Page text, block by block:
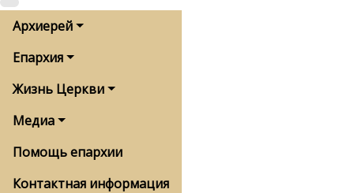
Архиерей
Епархия
Жизнь Церкви
Медиа
Помощь епархии
Контактная информация